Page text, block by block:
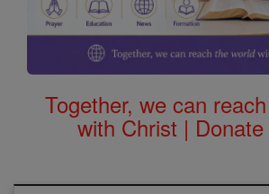
Together, we can
with Christ | Donate